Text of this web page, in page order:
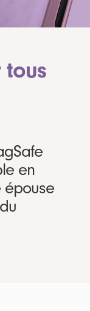
tous
en
épouse